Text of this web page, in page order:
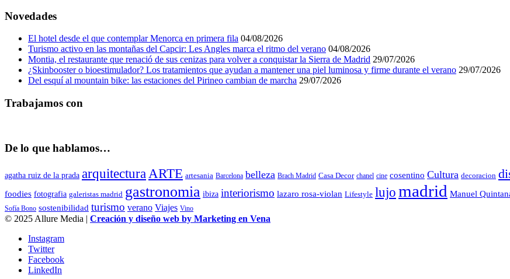
Novedades
El hotel desde el que contemplar Menorca en primera fila 04/08/2026
Turismo activo en las montañas del Capcir: Les Angles marca el ritmo del verano 04/08/2026
Montia, el restaurante que renació de sus cenizas para volver a conquistar la Sierra de Madrid 29/07/2026
¿Skinbooster o bioestimulador? Los tratamientos que ayudan a mantener una piel luminosa y firme durante el verano 29/07/2026
Del esquí al mountain bike: las estaciones del Pirineo cambian de marcha 29/07/2026
Trabajamos con
De lo que hablamos…
agatha ruiz de la prada arquitectura ARTE artesania Barcelona belleza Brach Madrid Casa Decor chanel cine cosentino Cultura decoracion
foodies fotografia galeristas madrid gastronomia ibiza interiorismo lazaro rosa-violan Lifestyle lujo madrid Manuel
Sofía Bono sostenibilidad turismo verano Viajes Vino
© 2025 Allure Media | Creación y diseño web by Marketing en Vena
Instagram
Twitter
Facebook
LinkedIn